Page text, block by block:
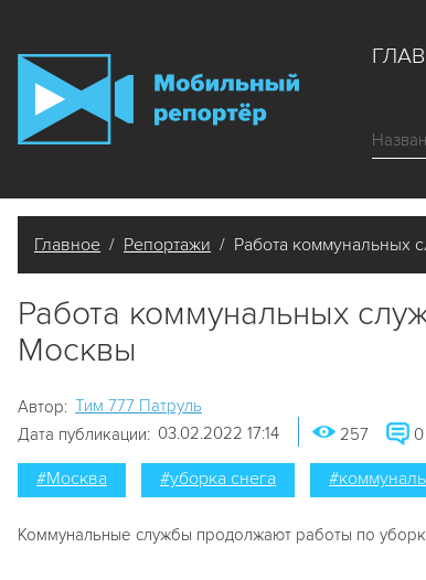
Главное / Репортажи / Работа коммунальных
Работа коммунальных
Москвы
Автор: Tим 777 Патруль
Дата публикации: 03.02.2022 17:14 257 0
#Москва #уборка снега
Коммунальные службы продолжают работы по